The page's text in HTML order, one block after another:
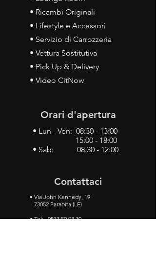
• Ricambi Originali
• Lifestyle e Accessori
• Servizio di Carrozzeria
• Vettura Sostitutiva
• Pick Up & Delivery
• Video CitNow
Orari d'apertura
• Lun - Ven: 08:30 - 13:00
15:00 - 18:00
• Sab: 08:30 - 12:00
Contattaci
• Via John Kennedy, 19
73052 Parabita (LE)
• Tel:0833 50 93 30